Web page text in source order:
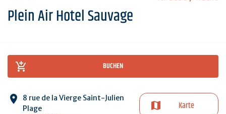
Plein Air Hotel Sauvage
BUCHEN
8 rue de la Vierge Saint-Julien
Plage
Karte